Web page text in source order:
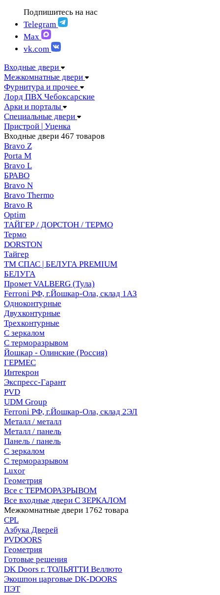
ЛОРД Чебоксары
Складные двери
Скрытые двери
FELICIA | Феличия
FUTURISTIC | Футуристик
ITALY | Италия
KANTRI | Кантри
LUMI LINE | Люми лайн
MIA MARIA | Мия Мария
MILETTI | Милетти
MODERN | Модерн
MOLLE | Молле
MONTE | Монте
PRIMA | Прима
RENAISSANCE | Ренессанс
RILIEVO | Рильево
STYLE | Стайл
TECHNO | Техно
TOCCO | ТОККО
VILLA KANTRI | Вилла кантри
Подпишитесь на нас
Telegram
Max
vk.com
Входные двери
Межкомнатные двери
Фурнитура и прочее
Лорд ПВХ Чебоксарские
Арки и порталы
Специальные двери
Пристрой | Уценка
Входные двери 467 товаров
Bravo Z
Porta М
Bravo L
БРАВО
Bravo N
Bravo Thermo
Bravo R
Optim
ТАЙГЕР / ДОРСТОН / ТЕРМО
Термо
DORSTON
Тайгер
ТМ СПАС | БЕЛУГА PREMIUM
БЕЛУГА
Промет VALBERG (Тула)
Ferroni РФ, г.Йошкар-Ола, склад 1АЗ
Одноконтурные
Двухконтурные
Трехконтурные
С зеркалом
С терморазрывом
Йошкар - Олинские (Россия)
ГЕРМЕС
Интекрон
Экспресс-Гарант
PVD
UDM Group
Ferroni РФ, г.Йошкар-Ола, склад 2ЭЛ
Металл / металл
Металл / панель
Панель / панель
С зеркалом
С терморазрывом
Luxor
Геометрия
Все с ТЕРМОРАЗРЫВОМ
Все входные двери С ЗЕРКАЛОМ
Межкомнатные двери 1762 товара
CPL
Азбука Дверей
PVDOORS
Геометрия
Готовые решения
DK Doors г. ТОЛЬЯТТИ Веллюто
Экошпон царговые DK-DOORS
ПЭТ